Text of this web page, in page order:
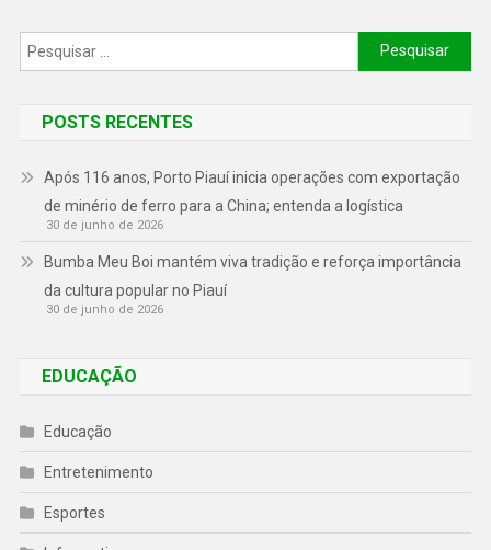
POSTS RECENTES
Após 116 anos, Porto Piauí inicia operações com exportação
de minério de ferro para a China; entenda a logística
30 de junho de 2026
Bumba Meu Boi mantém viva tradição e reforça importância
da cultura popular no Piauí
30 de junho de 2026
EDUCAÇÃO
Educação
Entretenimento
Esportes